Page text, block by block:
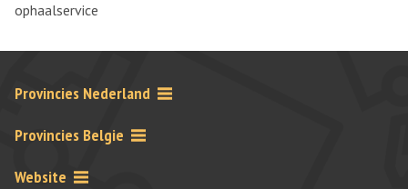
ophaalservice
Provincies Nederland
Provincies Belgie
Website